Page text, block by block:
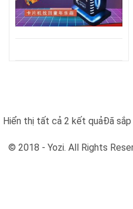
Hiển thị tất cả 2 kết quảĐã
© 2018 - Yozi. All Rights